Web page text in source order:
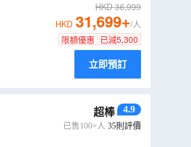
HKD36,999
HKD 31,699+/人
限額優惠 已減5,300
立即預訂
超棒 4.9
已售100+人 35則評價